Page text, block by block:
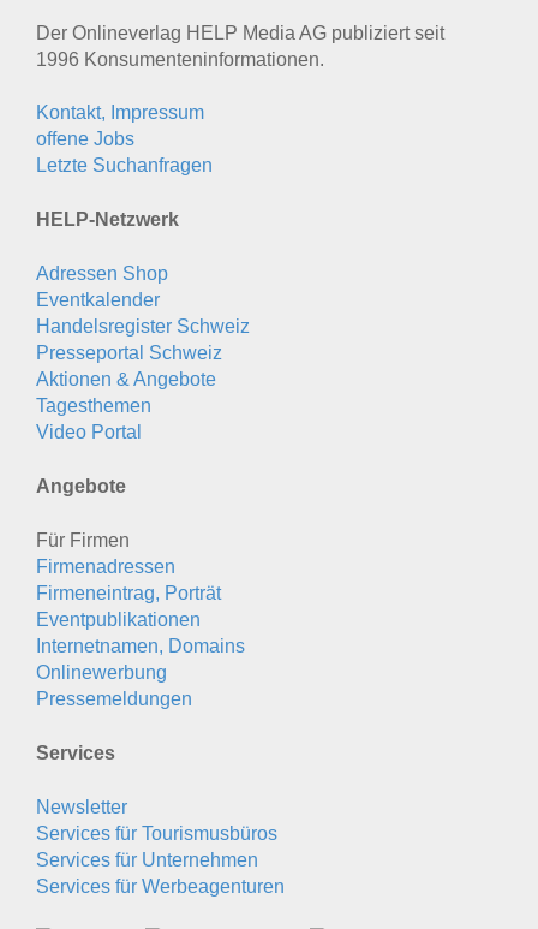
Der Onlineverlag HELP Media AG publiziert seit
1996 Konsumenten­informationen.
Kontakt, Impressum
offene Jobs
Letzte Suchanfragen
HELP-Netzwerk
Adressen Shop
Eventkalender
Handelsregister Schweiz
Presseportal Schweiz
Aktionen & Angebote
Tagesthemen
Video Portal
Angebote
Für Firmen
Firmenadressen
Firmeneintrag, Porträt
Eventpublikationen
Internetnamen, Domains
Onlinewerbung
Pressemeldungen
Services
Newsletter
Services für Tourismusbüros
Services für Unternehmen
Services für Werbeagenturen